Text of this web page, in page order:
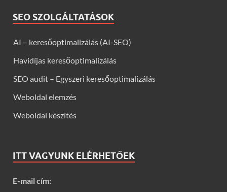
SEO SZOLGÁLTATÁSOK
AI – keresőoptimalizálás (AI-SEO)
Havidíjas keresőoptimalizálás
SEO audit – Egyszeri keresőoptimalizálás
Weboldal elemzés
Weboldal készítés
ITT VAGYUNK ELÉRHETŐEK
E-mail cím: